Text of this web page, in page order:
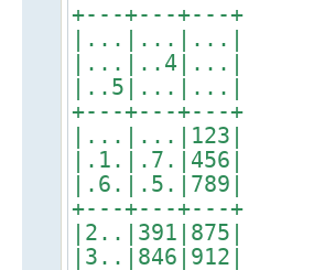
+---+---+---+
|...|...|...|
|...|..4|...|
|..5|...|...|
+---+---+---+
|...|...|123|
|.1.|.7.|456|
|.6.|.5.|789|
+---+---+---+
|2..|391|875|
|3..|846|912|